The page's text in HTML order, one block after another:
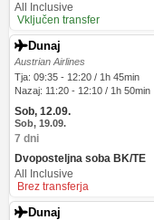
All Inclusive
Vključen transfer
Dunaj
Austrian Airlines
Tja: 09:35 - 12:20 / 1h 45min
Nazaj: 11:20 - 12:10 / 1h 50min
Sob, 12.09.
Sob, 19.09.
7 dni
Dvoposteljna soba BK/TE
All Inclusive
Brez transferja
Dunaj